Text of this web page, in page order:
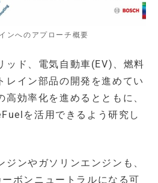
ンへのアプローチ概要
ッド、電気自動車(EV)、燃料
レイン部品の開発を進めてい
高効率化を進めるとともに、
を活用できるよう研究し
ジンやガソリンエンジンも、
ボンニュートラルになる可